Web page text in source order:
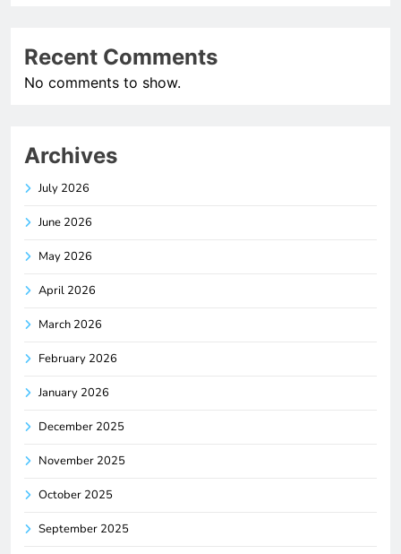
Recent Comments
No comments to show.
Archives
July 2026
June 2026
May 2026
April 2026
March 2026
February 2026
January 2026
December 2025
November 2025
October 2025
September 2025